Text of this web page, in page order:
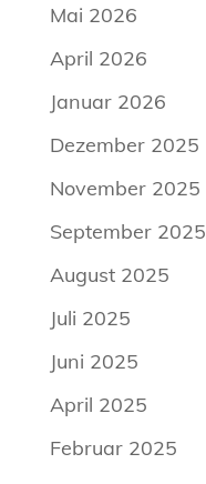
Mai 2026
April 2026
Januar 2026
Dezember 2025
November 2025
September 2025
August 2025
Juli 2025
Juni 2025
April 2025
Februar 2025